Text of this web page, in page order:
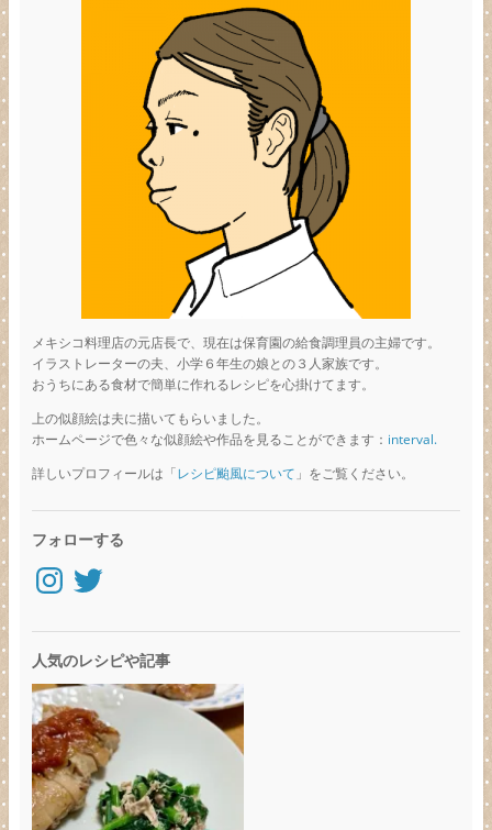
メキシコ料理店の元店長で、現在は保育園の給食調理員の主婦です。
イラストレーターの夫、小学６年生の娘との３人家族です。
おうちにある食材で簡単に作れるレシピを心掛けてます。
上の似顔絵は夫に描いてもらいました。
ホームページで色々な似顔絵や作品を見ることができます： interval.
詳しいプロフィールは「レシピ颱風について 」をご覧ください。
フォローする
Instagram
Twitter
人気のレシピや記事